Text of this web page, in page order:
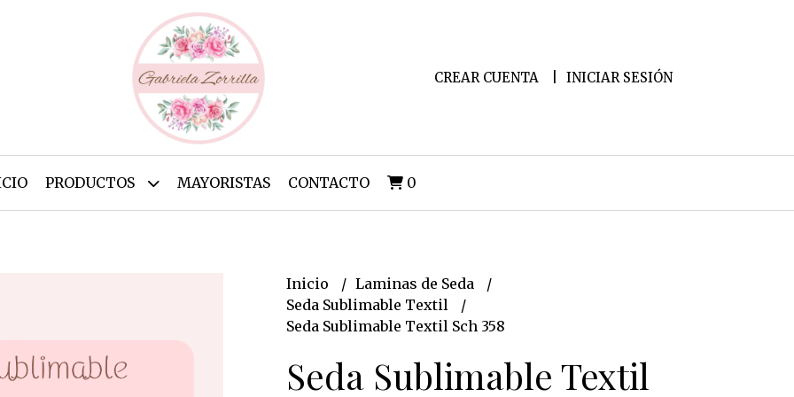
CREAR CUENTA INICIAR SESIÓN
PRODUCTOS MAYORISTAS CONTACTO 0
Inicio
Laminas de Seda
Seda Sublimable Textil
Seda Sublimable Textil Sch 358
Seda Sublimable Textil